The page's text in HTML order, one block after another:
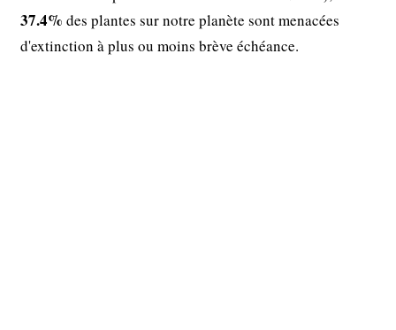
37.4% des plantes sur notre planète sont menacées
d'extinction à plus ou moins brève échéance.